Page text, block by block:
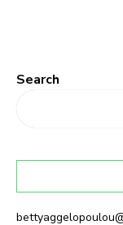
Search